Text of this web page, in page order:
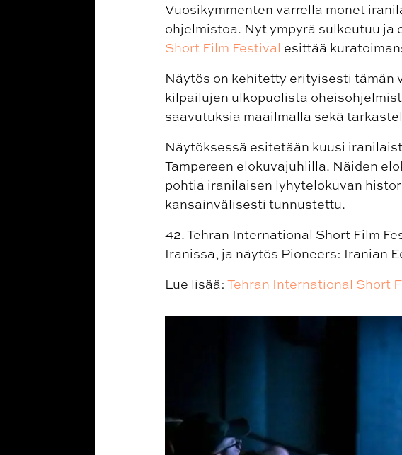
Vuosikymmenten varrella monet
ohjelmistoa. Nyt ympyrä sulkeutuu
Short Film Festival esittää
Näytös on kehitetty erityisesti tämän
kilpailujen ulkopuolista
saavutuksia maailmalla sekä
Näytöksessä esitetään kuusi
Tampereen elokuvajuhlilla. Näiden
pohtia iranilaisen lyhytelokuvan
kansainvälisesti tunnustettu.
42. Tehran International Short Film
Iranissa, ja näytös Pioneers: Iranian
Lue lisää: Tehran International Short